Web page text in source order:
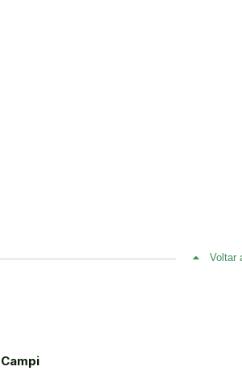
Voltar
Campi